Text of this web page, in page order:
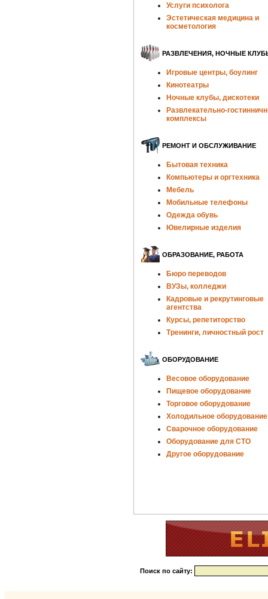
Услуги психолога
Эстетическая медицина и
косметология
РАЗВЛЕЧЕНИЯ, НОЧНЫЕ
Игровые центры, боулинг
Кинотеатры
Ночные клубы, дискотеки
Развлекательно-
комплексы
РЕМОНТ И ОБСЛУЖИВАНИЕ
Бытовая техника
Компьютеры и оргтехника
Мебель
Мобильные телефоны
Одежда обувь
Ювелирные изделия
ОБРАЗОВАНИЕ, РАБОТА
Бюро переводов
ВУЗы, колледжи
Кадровые и рекрутинговые
агентства
Курсы, репетиторство
Тренинги, личностный рост
ОБОРУДОВАНИЕ
Весовое оборудование
Пищевое оборудование
Торговое оборудование
Холодильное оборудование
Сварочное оборудование
Оборудование для СТО
Другое оборудование
Поиск по сайту: